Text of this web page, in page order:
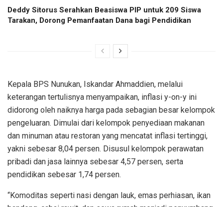
Deddy Sitorus Serahkan Beasiswa PIP untuk 209 Siswa
Tarakan, Dorong Pemanfaatan Dana bagi Pendidikan
Kepala BPS Nunukan, Iskandar Ahmaddien, melalui
keterangan tertulisnya menyampaikan, inflasi y-on-y ini
didorong oleh naiknya harga pada sebagian besar kelompok
pengeluaran. Dimulai dari kelompok penyediaan makanan
dan minuman atau restoran yang mencatat inflasi tertinggi,
yakni sebesar 8,04 persen. Disusul kelompok perawatan
pribadi dan jasa lainnya sebesar 4,57 persen, serta
pendidikan sebesar 1,74 persen.
“Komoditas seperti nasi dengan lauk, emas perhiasan, ikan